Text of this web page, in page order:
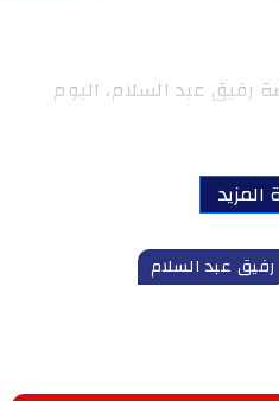
رفيق عبد السلام، اليوم
المزيد
رفيق عبد السلام